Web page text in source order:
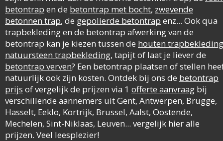
betontrap en de betontrap met bocht, zwevende
betonnen trap, de gepolierde betontrap enz... Ook qua
trapbekledingen de betontrap afwerkingvan de
betontrap kan je kiezen tussen de houten trapbekleding
natuursteen trapbekleding, tapijt of laat je liever de
betontrap verven? Een betontrap plaatsen of stellen
natuurlijk ook zijn kosten. Ontdek bij ons de betontrap
prijs of vergelijk de prijzen via 1 offerte aanvraag bij
verschillende aannemers uit Gent, Antwerpen, Brugge,
Hasselt, Eeklo, Kortrijk, Brussel, Aalst, Oostende,
Mechelen, Sint-Niklaas, Leuven... vergelijk hier alle
prijzen. Veel leesplezier!